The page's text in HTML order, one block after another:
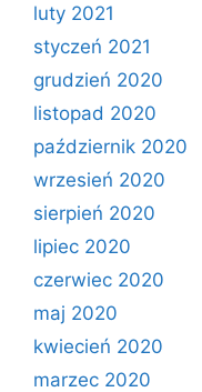
luty 2021
styczeń 2021
grudzień 2020
listopad 2020
październik 2020
wrzesień 2020
sierpień 2020
lipiec 2020
czerwiec 2020
maj 2020
kwiecień 2020
marzec 2020